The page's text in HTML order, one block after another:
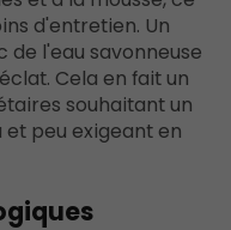
d'entretien. Un
l'eau savonneuse
Cela en fait un
souhaitant un
peu exigeant en